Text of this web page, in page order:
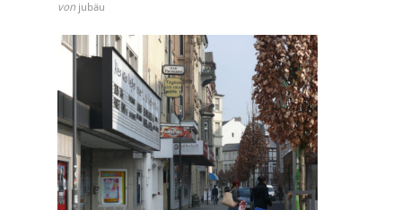
von jubäu